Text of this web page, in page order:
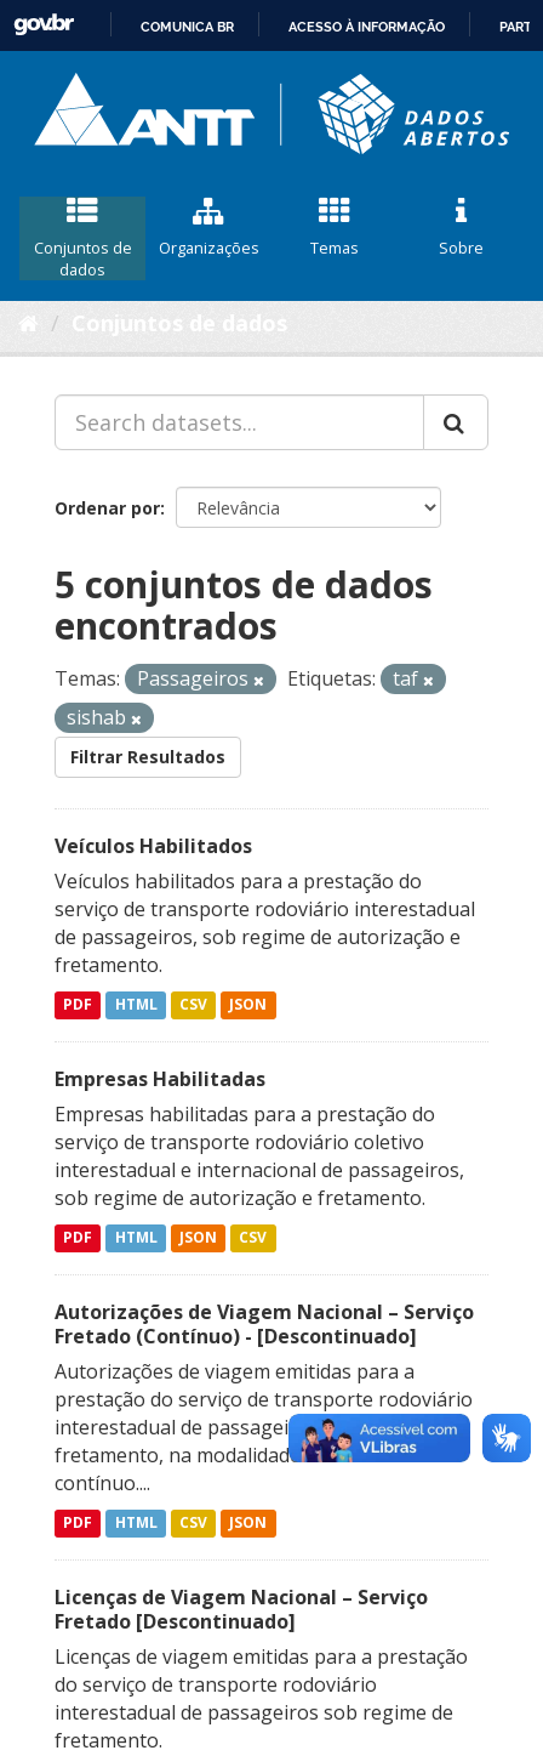
CONTEÚDO
COMUNICA BR ACESSO À INFORMAÇÃO
Conjuntos de
dados
Organizações Temas Sobre
Ordenar por
5 conjuntos de dados
encontrados
Temas: Passageiros Etiquetas:
taf
sishab
Filtrar Resultados
Veículos Habilitados
Veículos habilitados para a prestação do
serviço de transporte rodoviário interestadual
de passageiros, sob regime de autorização e
fretamento.
PDF HTML CSV JSON
Empresas Habilitadas
Empresas habilitadas para a prestação do
serviço de transporte rodoviário coletivo
interestadual e internacional de passageiros,
sob regime de autorização e fretamento.
PDF HTML JSON CSV
Autorizações de Viagem Nacional – Serviço
Fretado (Contínuo) - [Descontinuado]
Autorizações de viagem emitidas para a
prestação do serviço de transporte rodoviário
interestadual de passageiros sob regime de
fretamento, na modalidade de fretamento
contínuo....
PDF HTML CSV JSON
Licenças de Viagem Nacional – Serviço
Fretado [Descontinuado]
Licenças de viagem emitidas para a prestação
do serviço de transporte rodoviário
interestadual de passageiros sob regime de
fretamento.